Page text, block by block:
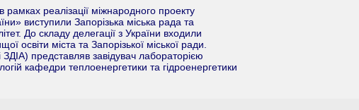
рамках реалізації міжнародного проекту
виступили Запорізька міська рада та
До складу делегації з України входили
освіти міста та Запорізької міської ради.
ЗДІА) представляв завідувач лабораторією
кафедри теплоенергетики та гідроенергетики